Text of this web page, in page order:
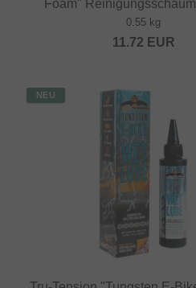
Foam"
0.55 kg
11.72 EUR
NEU